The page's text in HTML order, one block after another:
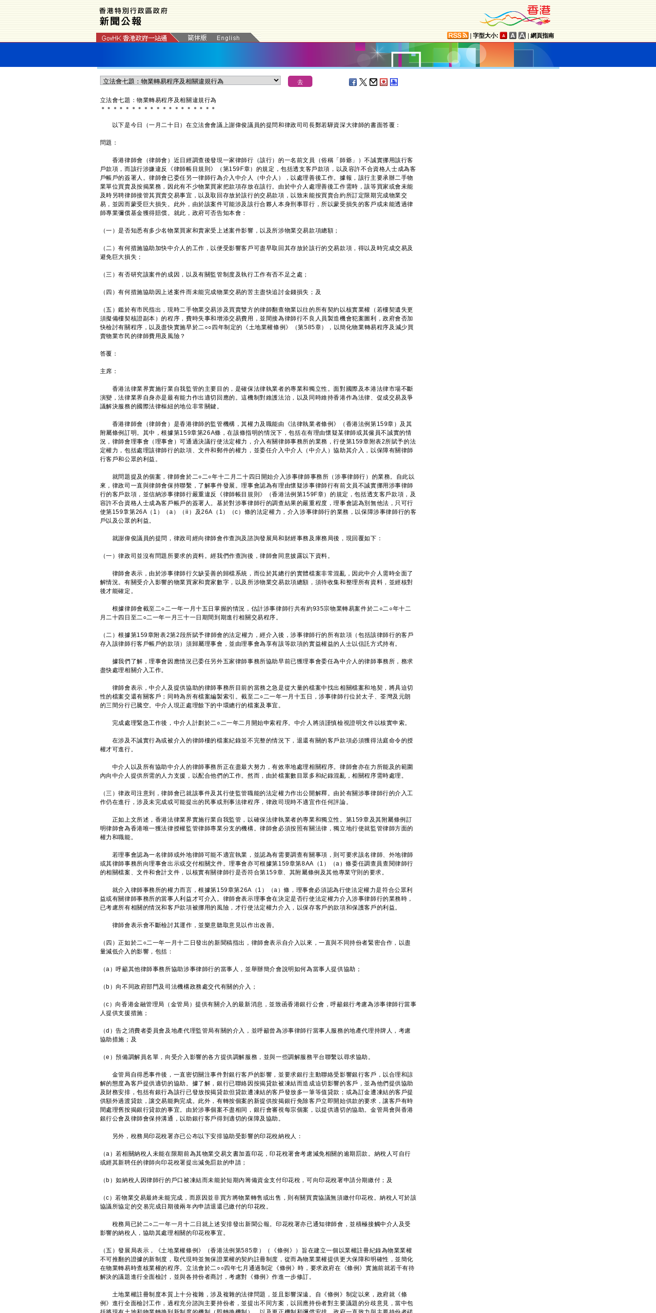
字型大小: 網頁指南
立法會七題：物業轉易程序及相關違規行為
＊ ＊ ＊ ＊ ＊ ＊ ＊ ＊ ＊ ＊ ＊ ＊ ＊ ＊ ＊ ＊ ＊ ＊ ＊
以下是今日（一月二十日）在立法會會議上謝偉俊議員的提問和律政司司長鄭若驊資深大律師的書面答覆：
問題：
香港律師會（律師會）近日經調查後發現一家律師行（該行）的一名前文員（俗稱「師爺」）不誠實挪用該行客
戶款項，而該行涉嫌違反《律師帳目規則》（第159F章）的規定，包括透支客戶款項，以及容許不合資格人士成為客
戶帳戶的簽署人。律師會已委任另一律師行為介入中介人（中介人），以處理善後工作。據報，該行主要承辦二手物
業單位買賣及按揭業務，因此有不少物業買家把款項存放在該行。由於中介人處理善後工作需時，該等買家或會未能
及時另聘律師接管其買賣交易事宜，以及取回存放於該行的交易款項，以致未能按買賣合約所訂定限期完成物業交
易，並因而蒙受巨大損失。此外，由於該案件可能涉及該行合夥人本身刑事罪行，所以蒙受損失的客戶或未能透過律
師專業彌償基金獲得賠償。就此，政府可否告知本會：
（一）是否知悉有多少名物業買家和賣家受上述案件影響，以及所涉物業交易款項總額；
（二）有何措施協助加快中介人的工作，以便受影響客戶可盡早取回其存放於該行的交易款項，得以及時完成交易及
避免巨大損失；
（三）有否研究該案件的成因，以及有關監管制度及執行工作有否不足之處；
（四）有何措施協助因上述案件而未能完成物業交易的苦主盡快追討金錢損失；及
（五）鑑於有市民指出，現時二手物業交易涉及買賣雙方的律師翻查物業以往的所有契約以核實業權（若樓契遺失更
須擬備樓契核證副本）的程序，費時失事和增添交易費用，並間接為律師行不良人員製造機會犯案圖利，政府會否加
快檢討有關程序，以及盡快實施早於二○○四年制定的《土地業權條例》（第585章），以簡化物業轉易程序及減少買
賣物業市民的律師費用及風險？
答覆：
主席：
香港法律業界實施行業自我監管的主要目的，是確保法律執業者的專業和獨立性。面對國際及本港法律市場不斷
演變，法律業界自身亦是最有能力作出適切回應的。這機制對維護法治，以及同時維持香港作為法律、促成交易及爭
議解決服務的國際法律樞紐的地位非常關鍵。
香港律師會（律師會）是香港律師的監管機構，其權力及職能由《法律執業者條例》（香港法例第159章）及其
附屬條例訂明。其中，根據第159章第26A條，在該條指明的情況下，包括在有理由懷疑某律師或其僱員不誠實的情
況，律師會理事會（理事會）可通過決議行使法定權力，介入有關律師事務所的業務，行使第159章附表2所賦予的法
定權力，包括處理該律師行的款項、文件和郵件的權力，並委任介入中介人（中介人）協助其介入，以保障有關律師
行客戶和公眾的利益。
就問題提及的個案，律師會於二○二○年十二月二十四日開始介入涉事律師事務所（涉事律師行）的業務。自此以
來，律政司一直與律師會保持聯繫，了解事件發展。理事會認為有理由懷疑涉事律師行有前文員不誠實挪用涉事律師
行的客戶款項，並信納涉事律師行嚴重違反《律師帳目規則》（香港法例第159F章）的規定，包括透支客戶款項，及
容許不合資格人士成為客戶帳戶的簽署人。基於對涉事律師行的調查結果的嚴重程度，理事會認為別無他法，只可行
使第159章第26A（1）（a）（ii）及26A（1）（c）條的法定權力，介入涉事律師行的業務，以保障涉事律師行的客
戶以及公眾的利益。
就謝偉俊議員的提問，律政司經向律師會作查詢及諮詢發展局和財經事務及庫務局後，現回覆如下：
（一）律政司並沒有問題所要求的資料。經我們作查詢後，律師會同意披露以下資料。
律師會表示，由於涉事律師行欠缺妥善的歸檔系統，而位於其總行的實體檔案非常混亂，因此中介人需時全面了
解情況。有關受介入影響的物業買家和賣家數字，以及所涉物業交易款項總額，須待收集和整理所有資料，並經核對
後才能確定。
根據律師會截至二○二一年一月十五日掌握的情況，估計涉事律師行共有約935宗物業轉易案件於二○二○年十二
月二十四日至二○二一年一月三十一日期間到期進行相關交易程序。
（二）根據第159章附表2第2段所賦予律師會的法定權力，經介入後，涉事律師行的所有款項（包括該律師行的客戶
存入該律師行客戶帳戶的款項）須歸屬理事會，並由理事會為享有該等款項的實益權益的人士以信託方式持有。
據我們了解，理事會因應情況已委任另外五家律師事務所協助早前已獲理事會委任為中介人的律師事務所，務求
盡快處理相關介入工作。
律師會表示，中介人及提供協助的律師事務所目前的當務之急是從大量的檔案中找出相關檔案和地契，將具迫切
性的檔案交還有關客戶；同時為所有檔案編製索引。截至二○二一年一月十五日，涉事律師行位於太子、荃灣及元朗
的三間分行已騰空。中介人現正處理餘下的中環總行的檔案及事宜。
完成處理緊急工作後，中介人計劃於二○二一年二月開始申索程序。中介人將須謹慎檢視證明文件以核實申索。
在涉及不誠實行為或被介入的律師樓的檔案紀錄並不完整的情況下，退還有關的客戶款項必須獲得法庭命令的授
權才可進行。
中介人以及所有協助中介人的律師事務所正在盡最大努力，有效率地處理相關程序。律師會亦在力所能及的範圍
內向中介人提供所需的人力支援，以配合他們的工作。然而，由於檔案數目眾多和紀錄混亂，相關程序需時處理。
（三）律政司注意到，律師會已就該事件及其行使監管職能的法定權力作出公開解釋。由於有關涉事律師行的介入工
作仍在進行，涉及未完成或可能提出的民事或刑事法律程序，律政司現時不適宜作任何評論。
正如上文所述，香港法律業界實施行業自我監管，以確保法律執業者的專業和獨立性。第159章及其附屬條例訂
明律師會為香港唯一獲法律授權監管律師專業分支的機構。律師會必須按照有關法律，獨立地行使就監管律師方面的
權力和職能。
若理事會認為一名律師或外地律師可能不適宜執業，並認為有需要調查有關事項，則可要求該名律師、外地律師
或其律師事務所向理事會出示或交付相關文件。理事會亦可根據第159章第8AA（1）（a）條委任調查員查閱律師行
的相關檔案、文件和會計文件，以核實有關律師行是否符合第159章、其附屬條例及其他專業守則的要求。
就介入律師事務所的權力而言，根據第159章第26A（1）（a）條，理事會必須認為行使法定權力是符合公眾利
益或有關律師事務所的當事人利益才可介入。律師會表示理事會在決定是否行使法定權力介入涉事律師行的業務時，
已考慮所有相關的情況和客戶款項被挪用的風險，才行使法定權力介入，以保存客戶的款項和保護客戶的利益。
律師會表示會不斷檢討其運作，並樂意聽取意見以作出改善。
（四）正如於二○二一年一月十二日發出的新聞稿指出，律師會表示自介入以來，一直與不同持份者緊密合作，以盡
量減低介入的影響，包括：
（a）呼籲其他律師事務所協助涉事律師行的當事人，並舉辦簡介會說明如何為當事人提供協助；
（b）向不同政府部門及司法機構政務處交代有關的介入；
（c）向香港金融管理局（金管局）提供有關介入的最新消息，並致函香港銀行公會，呼籲銀行考慮為涉事律師行當事
人提供支援措施；
（d）告之消費者委員會及地產代理監管局有關的介入，並呼籲曾為涉事律師行當事人服務的地產代理持牌人，考慮
協助措施；及
（e）預備調解員名單，向受介入影響的各方提供調解服務，並與一些調解服務平台聯繫以尋求協助。
金管局自得悉事件後，一直密切關注事件對銀行客戶的影響，並要求銀行主動聯絡受影響銀行客戶，以合理和諒
解的態度為客戶提供適切的協助。據了解，銀行已聯絡因按揭貸款被凍結而造成迫切影響的客戶，並為他們提供協助
及財務安排，包括有銀行為該行已發放按揭貸款但貸款遭凍結的客戶發放多一筆等值貸款；或為訂金遭凍結的客戶提
供額外過渡貸款，讓交易能夠完成。此外，有轉按個案的新提供按揭銀行免除客戶立即開始供款的要求，讓客戶有時
間處理舊按揭銀行貸款的事宜。由於涉事個案不盡相同，銀行會審視每宗個案，以提供適切的協助。金管局會與香港
銀行公會及律師會保持溝通，以助銀行客戶得到適切的保障及協助。
另外，稅務局印花稅署亦已公布以下安排協助受影響的印花稅納稅人：
（a）若相關納稅人未能在限期前為其物業交易文書加蓋印花，印花稅署會考慮減免相關的逾期罰款。納稅人可自行
或經其新聘任的律師向印花稅署提出減免罰款的申請；
（b）如納稅人因律師行的戶口被凍結而未能於短期內籌備資金支付印花稅，可向印花稅署申請分期繳付；及
（c）若物業交易最終未能完成，而原因並非買方將物業轉售或出售，則有關買賣協議無須繳付印花稅。納稅人可於該
協議所協定的交易完成日期後兩年內申請退還已繳付的印花稅。
稅務局已於二○二一年一月十二日就上述安排發出新聞公報。印花稅署亦已通知律師會，並積極接觸中介人及受
影響的納稅人，協助其處理相關的印花稅事宜。
（五）發展局表示，《土地業權條例》（香港法例第585章）（《條例》）旨在建立一個以業權註冊紀錄為物業業權
不可推翻的證據的新制度，取代現時並無保證業權的契約註冊制度，從而為物業業權提供更大保障和明確性，並簡化
在物業轉易時查核業權的程序。立法會於二○○四年七月通過制定《條例》時，要求政府在《條例》實施前就若干有待
解決的議題進行全面檢討，並與各持份者商討，考慮對《條例》作進一步修訂。
土地業權註冊制度本質上十分複雜，涉及複雜的法律問題，並且影響深遠。自《條例》制定以來，政府就《條
例》進行全面檢討工作，過程充分諮詢主要持份者，並提出不同方案，以回應持份者對主要議題的分歧意見，當中包